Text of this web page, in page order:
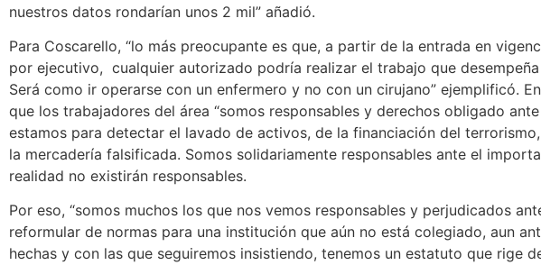
nuestros datos rondarían unos 2 mil” añadió.
Para Coscarello, “lo más preocupante es que, a partir de la entrada en
por ejecutivo, cualquier autorizado podría realizar el trabajo que
Será como ir operarse con un enfermero y no con un cirujano” ejemplificó.
que los trabajadores del área “somos responsables y derechos obligado ante
estamos para detectar el lavado de activos, de la financiación del
la mercadería falsificada. Somos solidariamente responsables ante el
realidad no existirán responsables.
Por eso, “somos muchos los que nos vemos responsables y perjudicados
reformular de normas para una institución que aún no está colegiado, aun
hechas y con las que seguiremos insistiendo, tenemos un estatuto que rige